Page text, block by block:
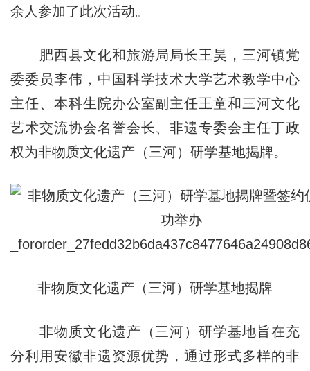
余人参加了此次活动。
肥西县文化和旅游局局长王昊，三河镇党
委委员李伟，中国科学技术大学艺术教学中心
主任、本科生院办公室副主任王童和三河文化
艺术交流协会名誉会长、非遗专委会主任丁政
权为非物质文化遗产（三河）研学基地揭牌。
非物质文化遗产（三河）研学基地揭牌
非物质文化遗产（三河）研学基地旨在充
分利用安徽非遗资源优势，通过形式多样的非